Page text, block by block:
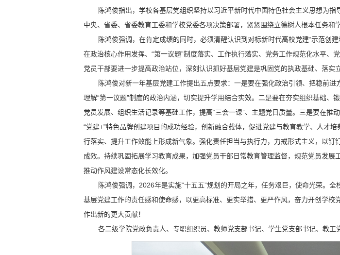
陈鸿俊指出，学校各基层党组织坚持以习近平新时代中国特色社会主义思想为
中央、省委、省委教育工委和学校党委各项决策部署，紧紧围绕立德树人根本任务和
陈鸿俊强调，在肯定成绩的同时，必须清醒认识到对标新时代高校党建“示范创
在政治核心作用发挥、“第一议题”制度落实、工作执行落实、党务工作规范化水平、
党员干部要进一步提高政治站位，深刻认识抓好基层党建是巩固党的执政基础、落实
陈鸿俊对新一年基层党建工作提出五点要求：一是要在强化政治引领、把稳前
理解“第一议题”制度的政治内涵，切实提升学用结合实效。二是要在夯实组织基础
党员发展、组织生活记录等基础工作，提高“三会一课”、主题党日质量。三是要在
“党建+”特色品牌创建项目的成功经验，创新融合载体，促进党建与教育教学、人才
行落实、提升工作效能上形成新气象。强化责任担当与执行力，力戒形式主义，以
成效。持续巩固拓展学习教育成果，加强党员干部日常教育管理监督，规范党员发
推动作风建设常态化长效化。
陈鸿俊强调，2026年是实施“十五五”规划的开局之年，任务艰巨，使命光荣。
基层党建工作的责任感和使命感，以更高标准、更实举措、更严作风，奋力开创学
作出新的更大贡献！
各二级学院党政负责人、专职组织员、教师党支部书记、学生党支部书记、教工